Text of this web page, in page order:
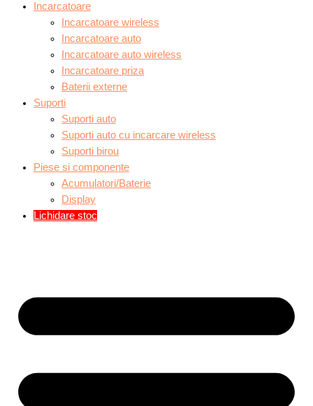
Incarcatoare
Incarcatoare wireless
Incarcatoare auto
Incarcatoare auto wireless
Incarcatoare priza
Baterii externe
Suporti
Suporti auto
Suporti auto cu incarcare wireless
Suporti birou
Piese si componente
Acumulatori/Baterie
Display
Lichidare stoc